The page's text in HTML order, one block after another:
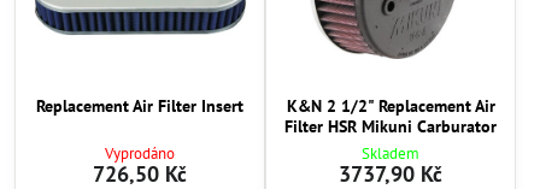
Replacement Air Filter Insert
Vyprodáno
726,50 Kč
K&N 2 1/2" Replacement Air
Filter HSR Mikuni Carburator
Skladem
3737,90 Kč